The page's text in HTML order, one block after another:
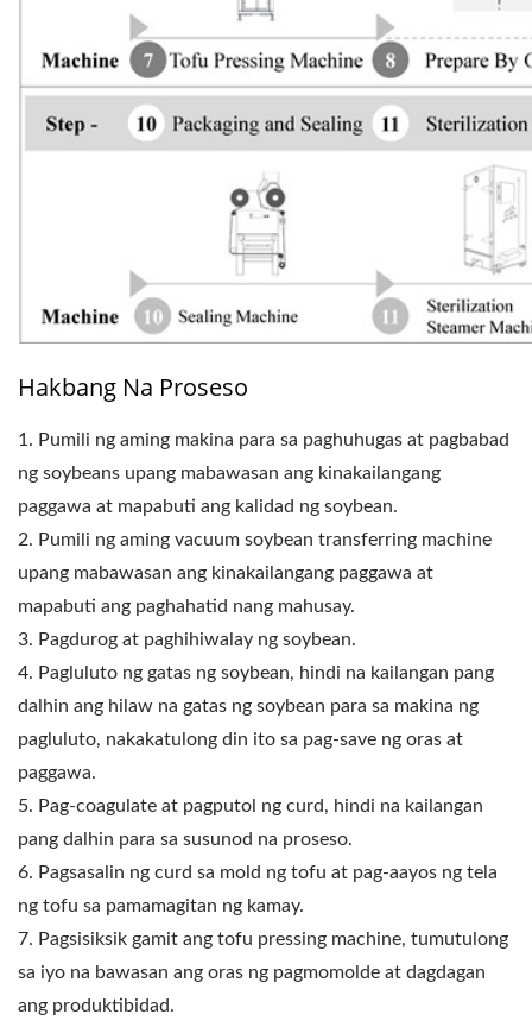
Hakbang Na Proseso
1. Pumili ng aming makina para sa paghuhugas at pagbabad
ng soybeans upang mabawasan ang kinakailangang
paggawa at mapabuti ang kalidad ng soybean.
2. Pumili ng aming vacuum soybean transferring machine
upang mabawasan ang kinakailangang paggawa at
mapabuti ang paghahatid nang mahusay.
3. Pagdurog at paghihiwalay ng soybean.
4. Pagluluto ng gatas ng soybean, hindi na kailangan pang
dalhin ang hilaw na gatas ng soybean para sa makina ng
pagluluto, nakakatulong din ito sa pag-save ng oras at
paggawa.
5. Pag-coagulate at pagputol ng curd, hindi na kailangan
pang dalhin para sa susunod na proseso.
6. Pagsasalin ng curd sa mold ng tofu at pag-aayos ng tela
ng tofu sa pamamagitan ng kamay.
7. Pagsisiksik gamit ang tofu pressing machine, tumutulong
sa iyo na bawasan ang oras ng pagmomolde at dagdagan
ang produktibidad.